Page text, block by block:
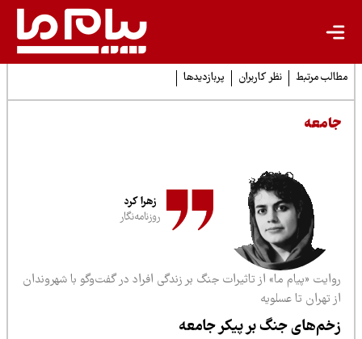
مرتبط نظر کاربران پربازدیدها
زهرا کرد
روزنامه‌نگار
«پیام ما» از تاثیرات جنگ بر زندگی افراد در گفت‌وگو با شهروندان
تهران تا عسلویه
جنگ بر پیکر جامعه